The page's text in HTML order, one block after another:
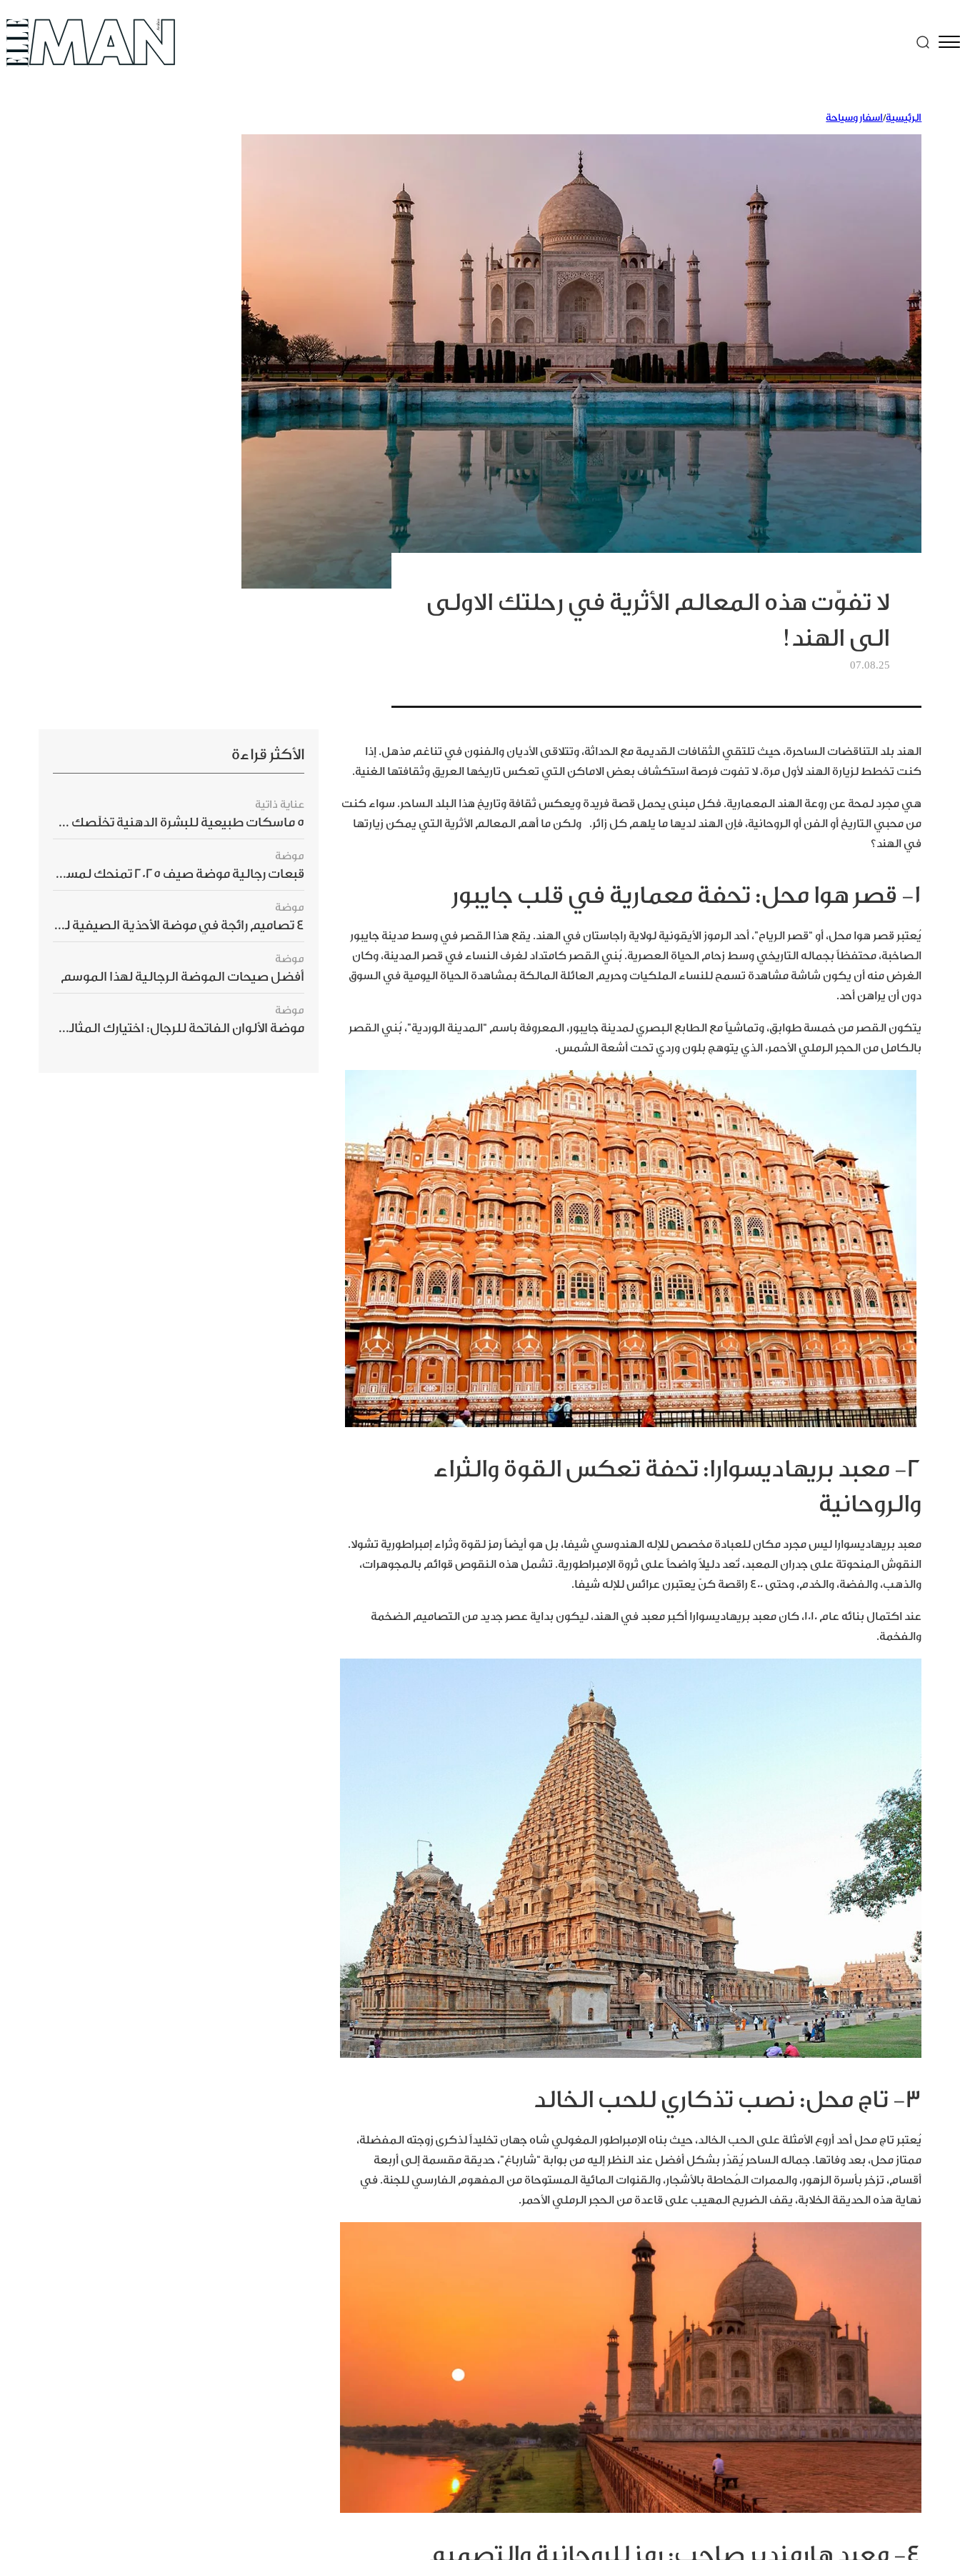
الرئيسية/اسفار وسياحة
لا تفوّت هذه المعالم الأثرية في رحلتك الاولى
الى الهند!
07.08.25
الهند بلد التناقضات الساحرة، حيث تلتقي الثقافات القديمة مع الحداثة، وتتلاقى الأديان والفنون في تناغم مذهل. إذا
كنت تخطط لزيارة الهند لأول مرة، لا تفوت فرصة استكشاف بعض الاماكن التي تعكس تاريخها العريق وثقافتها الغنية.
هي مجرد لمحة عن روعة الهند المعمارية. فكل مبنى يحمل قصة فريدة ويعكس ثقافة وتاريخ هذا البلد الساحر. سواء كنت
من محبي التاريخ أو الفن أو الروحانية، فإن الهند لديها ما يلهم كل زائر. ولكن ما أهم المعالم الأثرية التي يمكن زيارتها
في الهند؟
1- قصر هوا محل: تحفة معمارية في قلب جايبور
يُعتبر قصر هوا محل، أو “قصر الرياح”، أحد الرموز الأيقونية لولاية راجاستان في الهند. يقع هذا القصر في وسط مدينة جايبور
الصاخبة، محتفظاً بجماله التاريخي وسط زحام الحياة العصرية. بُني القصر كامتداد لغرف النساء في قصر المدينة، وكان
الغرض منه أن يكون شاشة مشاهدة تسمح للنساء الملكيات وحريم العائلة المالكة بمشاهدة الحياة اليومية في السوق
دون أن يراهن أحد.
يتكون القصر من خمسة طوابق، وتماشياً مع الطابع البصري لمدينة جايبور، المعروفة باسم “المدينة الوردية”، بُني القصر
بالكامل من الحجر الرملي الأحمر، الذي يتوهج بلون وردي تحت أشعة الشمس.
2- معبد بريهاديسوارا: تحفة تعكس القوة والثراء
والروحانية
معبد بريهاديسوارا ليس مجرد مكان للعبادة مخصص للإله الهندوسي شيفا، بل هو أيضاً رمز لقوة وثراء إمبراطورية تشولا.
النقوش المنحوتة على جدران المعبد، تُعد دليلاً واضحاً على ثروة الإمبراطورية. تشمل هذه النقوص قوائم بالمجوهرات،
والذهب، والفضة، والخدم، وحتى 400 راقصة كنّ يعتبرن عرائس للإله شيفا.
عند اكتمال بنائه عام 1010، كان معبد بريهاديسوارا أكبر معبد في الهند، ليكون بداية عصر جديد من التصاميم الضخمة
والفخمة.
3- تاج محل: نصب تذكاري للحب الخالد
يُعتبر تاج محل أحد أروع الأمثلة على الحب الخالد، حيث بناه الإمبراطور المغولي شاه جهان تخليداً لذكرى زوجته المفضلة،
ممتاز محل، بعد وفاتها. جماله الساحر يُقدّر بشكل أفضل عند النظر إليه من بوابة “شارباغ”، حديقة مقسمة إلى أربعة
أقسام، تزخر بأسرة الزهور، والممرات المُحاطة بالأشجار، والقنوات المائية المستوحاة من المفهوم الفارسي للجنة. في
نهاية هذه الحديقة الخلابة، يقف الضريح المهيب على قاعدة من الحجر الرملي الأحمر.
الأكثر قراءة
عناية ذاتية
5 ماسكات طبيعية للبشرة الدهنية تخلّصك من الحبوب بسرعة
موضة
قبعات رجالية موضة صيف 2025 تمنحك لمسة أناقة استثنائية
موضة
4 تصاميم رائجة في موضة الأحذية الصيفية للرجال هذا الموسم
موضة
أفضل صيحات الموضة الرجالية لهذا الموسم
موضة
موضة الألوان الفاتحة للرجال: اختيارك المثالي لإطلالة صيفية مبهرة